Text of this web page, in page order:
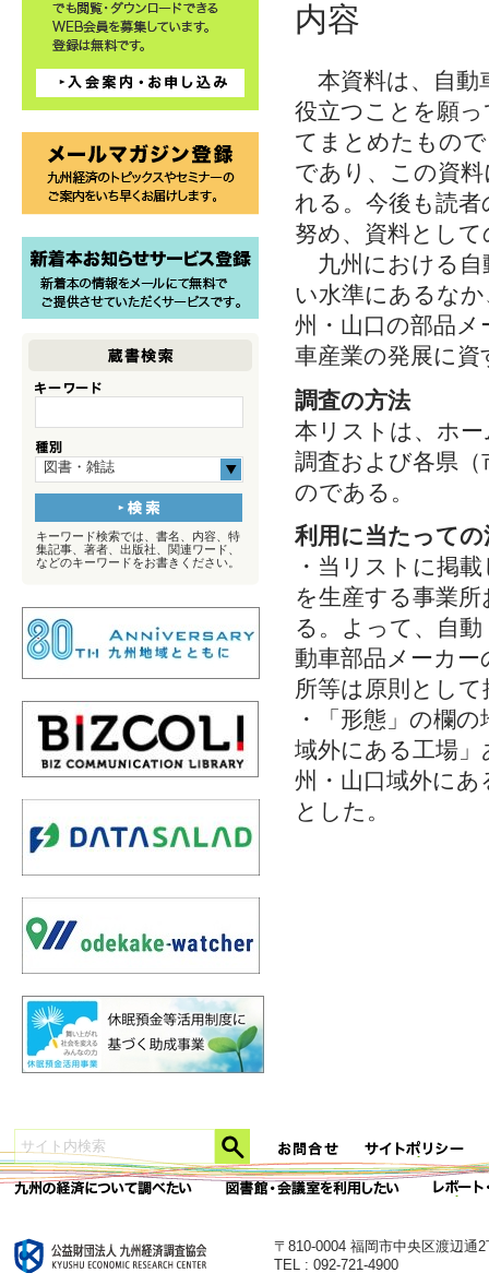
内容
本資料は、自動
役立つことを願
てまとめたもの
であり、この資
れる。今後も読
努め、資料とし
九州における自
い水準にあるな
州・山口の部品
車産業の発展に
調査の方法
本リストは、ホ
調査および各県
のである。
利用に当たっての
・当リストに掲
を生産する事業
る。よって、自
動車部品メーカ
所等は原則とし
・「形態」の欄
域外にある工場
州・山口域外にあ
とした。
図書・雑誌
キーワード検索では、書名、内容、特
集記事、著者、出版社、関連ワード、
などのキーワードをお書きください。
〒810-0004 福岡市中央区渡辺通
TEL : 092-721-4900